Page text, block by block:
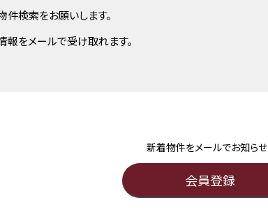
検索をお願いします。
報をメールで受け取れます。
新着物件をメールでお知らせ
会員登録